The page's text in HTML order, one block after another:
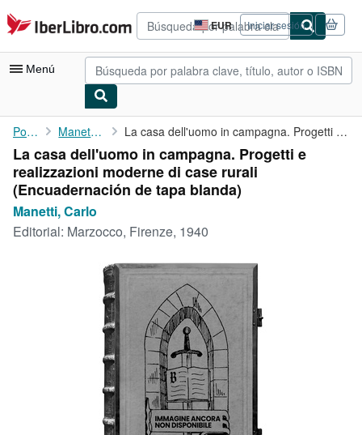
Pasar al contenido principal
IberLibro.com EUR
Preferencias
de
compra
del
Iniciar sesión
Menú
Mi cuenta
Consultar mis pedidos
Búsqueda avanzada
Colecciones
Arte y coleccionismo
Comenzar a vender
CERRAR
Portada Manetti, Carlo La casa dell'uomo in campagna. Progetti e realizzazioni moderne ...
La casa dell'uomo in campagna. Progetti e
realizzazioni moderne di case rurali
(Encuadernación de tapa blanda)
Manetti, Carlo
Editorial: Marzocco, Firenze, 1940